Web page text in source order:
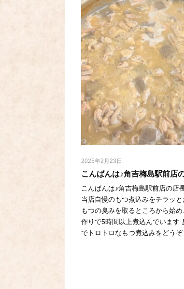
2025年2月23日
こんばんは♪角吉梅島駅前店
こんばんは♪角吉梅島駅前店の店
当店自慢のもつ煮込みをチラッと
もつの臭みを取るところから始
作りで5時間以上煮込んでいます
でトロトロなもつ煮込みをどう